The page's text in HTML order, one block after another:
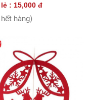
: 15,000 đ
hàng)